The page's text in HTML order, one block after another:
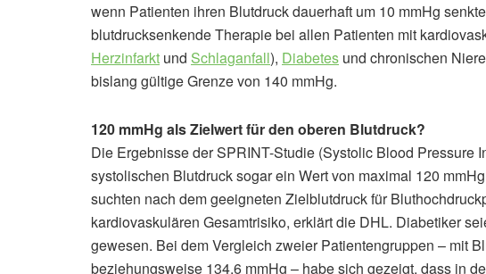
wenn Patienten ihren Blutdruck dauerhaft um 10 mmHg
blutdrucksenkende Therapie bei allen Patienten mit
Herzinfarkt und Schlaganfall), Diabetes und chronischen
bislang gültige Grenze von 140 mmHg.
120 mmHg als Zielwert für den oberen Blutdruck?
Die Ergebnisse der SPRINT-Studie (Systolic Blood Pressure
systolischen Blutdruck sogar ein Wert von maximal 120
suchten nach dem geeigneten Zielblutdruck für
kardiovaskulären Gesamtrisiko, erklärt die DHL. Diabetiker
gewesen. Bei dem Vergleich zweier Patientengruppen – mit
beziehungsweise 134,6 mmHg – habe sich gezeigt, dass in